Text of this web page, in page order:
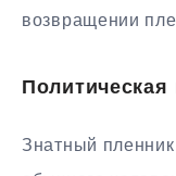
возвращении
Политическая
Знатный